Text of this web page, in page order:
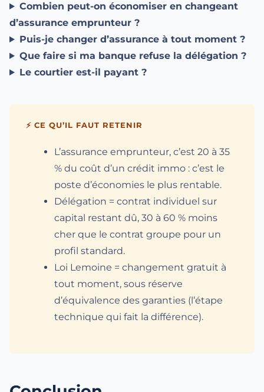
Combien peut-on économiser en changeant
d’assurance emprunteur ?
Puis-je changer d’assurance à tout moment ?
Que faire si ma banque refuse la délégation ?
Le courtier est-il payant ?
⚡ CE QU’IL FAUT RETENIR
L’assurance emprunteur, c’est 20 à 35
% du coût d’un crédit immo : c’est le
poste d’économies le plus rentable.
Délégation = contrat individuel sur
capital restant dû, 30 à 60 % moins
cher que le contrat groupe pour un
profil standard.
Loi Lemoine = changement gratuit à
tout moment, sous réserve
d’équivalence des garanties (l’étape
technique qui fait la différence).